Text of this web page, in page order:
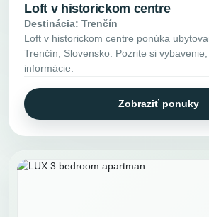
Loft v historickom centre
Destinácia: Trenčín
Loft v historickom centre ponúka
Trenčín, Slovensko. Pozrite si
informácie.
Zobraziť ponuky